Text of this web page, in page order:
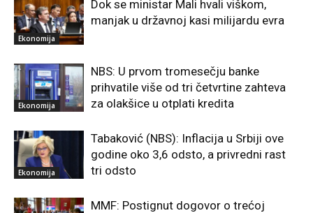
Ekonomija
Dok se ministar Mali hvali viškom,
manjak u državnoj kasi milijardu evra
Ekonomija
NBS: U prvom tromesečju banke
prihvatile više od tri četvrtine zahteva
za olakšice u otplati kredita
Ekonomija
Tabaković (NBS): Inflacija u Srbiji ove
godine oko 3,6 odsto, a privredni rast
tri odsto
MMF: Postignut dogovor o trećoj